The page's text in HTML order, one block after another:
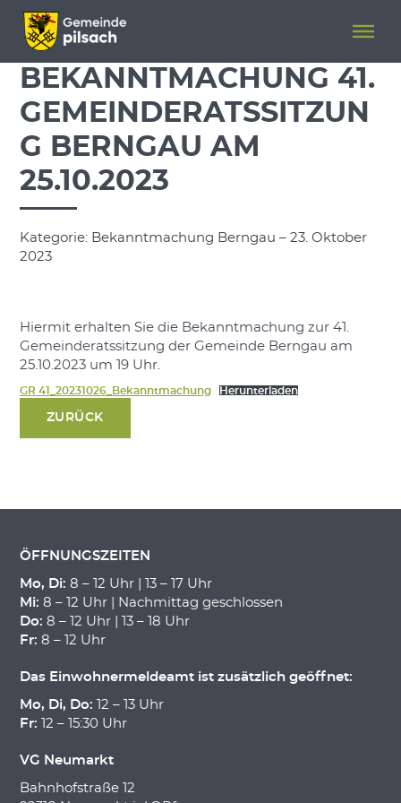
Menü überspringen
Menü überspringen
BEKANNTMACHUNG 41.
GEMEINDERATSSITZUN
G BERNGAU AM
25.10.2023
Kategorie: Bekanntmachung Berngau – 23. Oktober
2023
Hiermit erhalten Sie die Bekanntmachung zur 41.
Gemeinderatssitzung der Gemeinde Berngau am
25.10.2023 um 19 Uhr.
GR 41_20231026_Bekanntmachung Herunterladen
ZURÜCK
ÖFFNUNGSZEITEN
Mo, Di: 8 – 12 Uhr | 13 – 17 Uhr
Mi: 8 – 12 Uhr | Nachmittag geschlossen
Do: 8 – 12 Uhr | 13 – 18 Uhr
Fr: 8 – 12 Uhr
Das Einwohnermeldeamt ist zusätzlich geöffnet:
Mo, Di, Do: 12 – 13 Uhr
Fr: 12 – 15:30 Uhr
VG Neumarkt
Bahnhofstraße 12